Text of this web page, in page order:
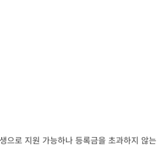
으로 지원 가능하나 등록금을 초과하지 않는